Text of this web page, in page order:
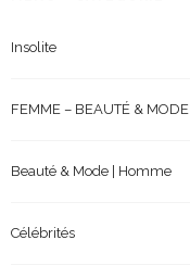
Insolite
FEMME – BEAUTÉ & MODE
Beauté & Mode | Homme
Célébrités